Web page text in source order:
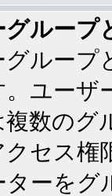
グループ
グループ
。ユーザ
複数のグ
セス権
ターをグ